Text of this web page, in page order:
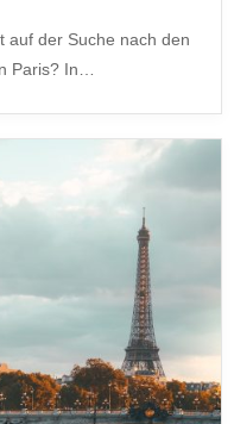
auf der Suche nach den
Paris? In…